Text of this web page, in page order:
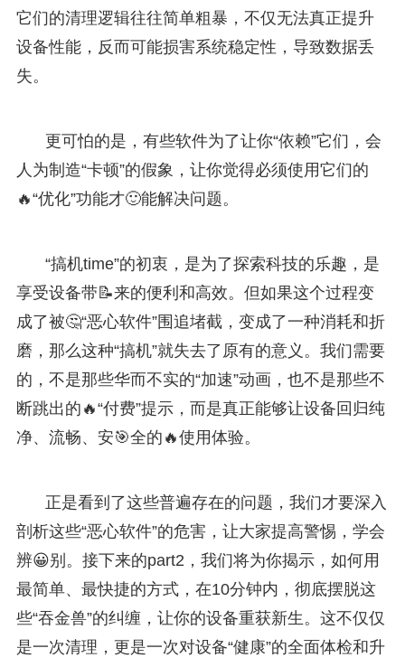
它们的清理逻辑往往简单粗暴，不仅无法真正提升
设备性能，反而可能损害系统稳定性，导致数据丢
失。
更可怕的是，有些软件为了让你“依赖”它们，会
人为制造“卡顿”的假象，让你觉得必须使用它们的
🔥“优化”功能才🙂能解决问题。
“搞机time”的初衷，是为了探索科技的乐趣，是
享受设备带📝来的便利和高效。但如果这个过程变
成了被🤔“恶心软件”围追堵截，变成了一种消耗和折
磨，那么这种“搞机”就失去了原有的意义。我们需要
的，不是那些华而不实的“加速”动画，也不是那些不
断跳出的🔥“付费”提示，而是真正能够让设备回归纯
净、流畅、安🎯全的🔥使用体验。
正是看到了这些普遍存在的问题，我们才要深入
剖析这些“恶心软件”的危害，让大家提高警惕，学会
辨😀别。接下来的part2，我们将为你揭示，如何用
最简单、最快捷的方式，在10分钟内，彻底摆脱这
些“吞金兽”的纠缠，让你的设备重获新生。这不仅仅
是一次清理，更是一次对设备“健康”的全面体检和升